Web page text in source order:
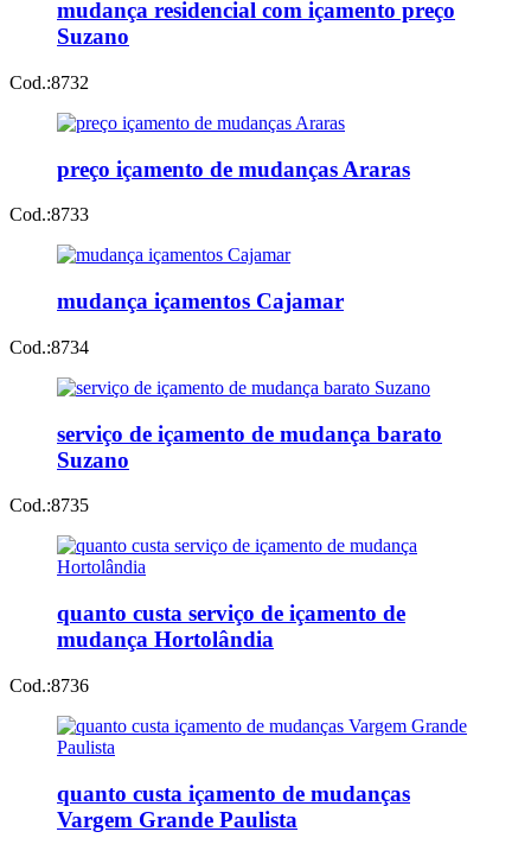
mudança residencial com içamento preço
Suzano
Cod.:8732
preço içamento de mudanças Araras
Cod.:8733
mudança içamentos Cajamar
Cod.:8734
serviço de içamento de mudança barato
Suzano
Cod.:8735
quanto custa serviço de içamento de
mudança Hortolândia
Cod.:8736
quanto custa içamento de mudanças
Vargem Grande Paulista